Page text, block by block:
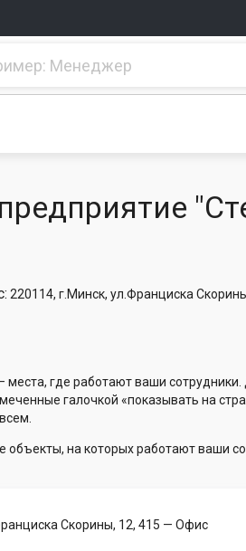
220114, г.Минск, ул.Франциска
места, где работают ваши
галочкой «показывать на
объекты, на которых работают ваши
Скорины, 12, 415 — Офис